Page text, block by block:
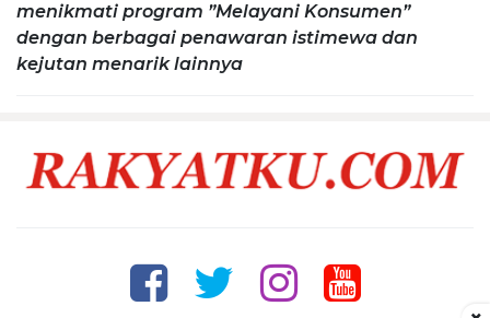
menikmati program ”Melayani Konsumen”
dengan berbagai penawaran istimewa dan
kejutan menarik lainnya